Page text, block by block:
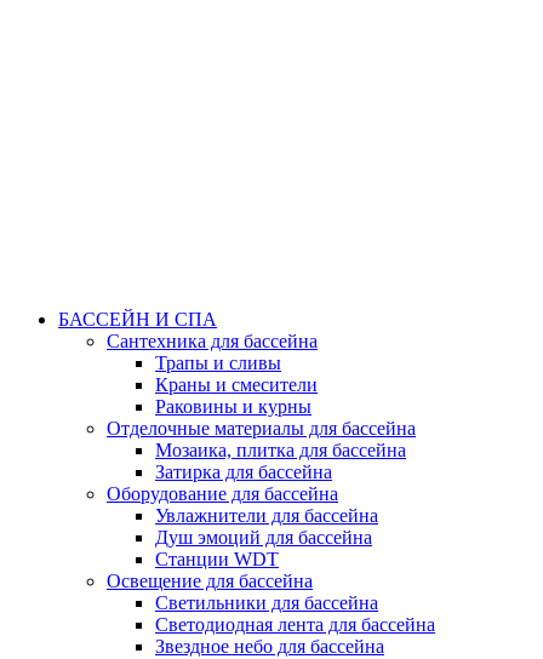
БАССЕЙН И СПА
Сантехника для бассейна
Трапы и сливы
Краны и смесители
Раковины и курны
Отделочные материалы для бассейна
Мозаика, плитка для бассейна
Затирка для бассейна
Оборудование для бассейна
Увлажнители для бассейна
Душ эмоций для бассейна
Станции WDT
Освещение для бассейна
Светильники для бассейна
Светодиодная лента для бассейна
Звездное небо для бассейна